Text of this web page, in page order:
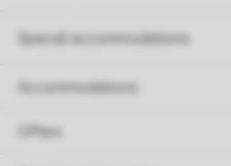
Special accommodations
Accommodations
Offers